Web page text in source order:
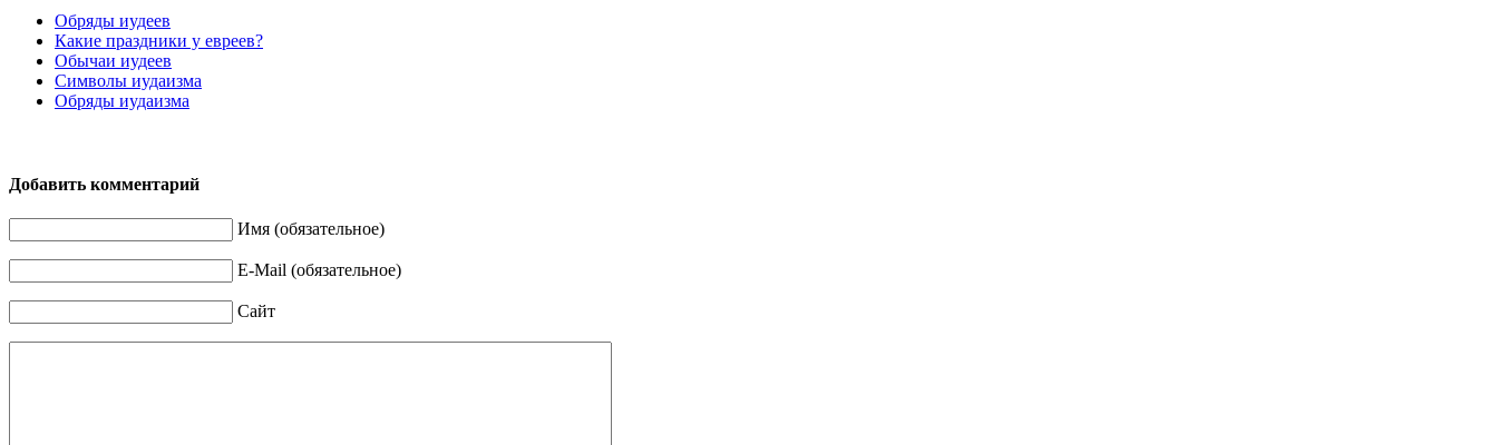
Обряды иудеев
Какие праздники у евреев?
Обычаи иудеев
Символы иудаизма
Обряды иудаизма
Добавить комментарий
Имя (обязательное)
E-Mail (обязательное)
Сайт